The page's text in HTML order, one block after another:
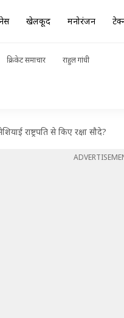
खेलकूद मनोरंजन
क्रिकेट समाचार राहुल गांधी
राष्ट्रपति से किए रक्षा सौदे?